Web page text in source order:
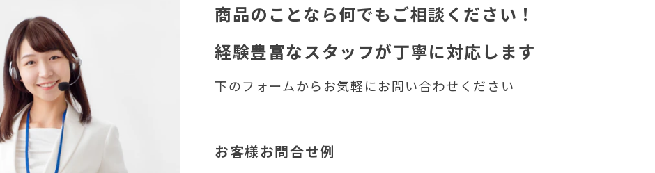
商品のことなら何でもご相談ください！
経験豊富なスタッフが丁寧に対応します
下のフォームからお気軽にお問い合わせください
お客様お問合せ例